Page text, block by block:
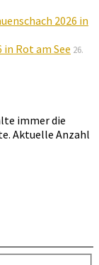
2026 in
Rot am See 26.
immer die
Aktuelle Anzahl